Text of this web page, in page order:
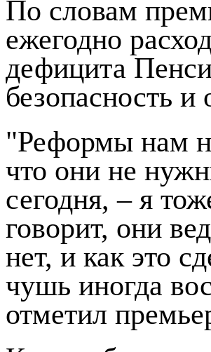
По словам
ежегодно
дефицита
безопасность и
"Реформы нам
что они не
сегодня, – я
говорит, они
нет, и как это
чушь иногда
отметил